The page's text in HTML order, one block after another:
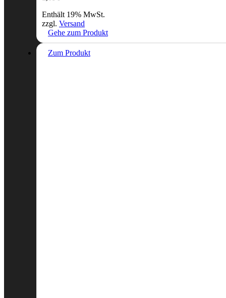
Enthält 19% MwSt.
zzgl. Versand
Gehe zum Produkt
Zum Produkt